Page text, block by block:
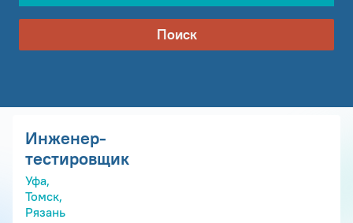
Поиск
Инженер-
тестировщик
Уфа,
Томск,
Рязань